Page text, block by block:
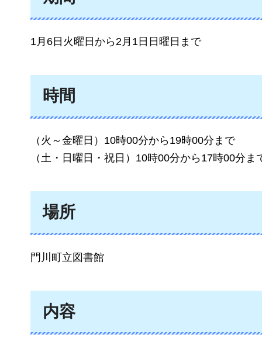
1月6日火曜日から2月1日日曜日まで
時間
（火～金曜日）10時00分から19時00分まで
（土・日曜日・祝日）10時00分から17時00分ま
場所
門川町立図書館
内容